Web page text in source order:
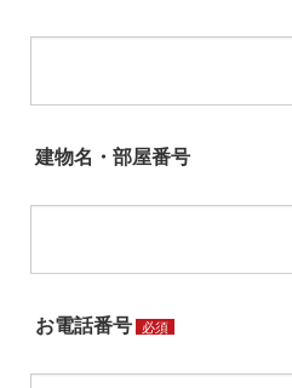
建物名・部屋番号
お電話番号 必須